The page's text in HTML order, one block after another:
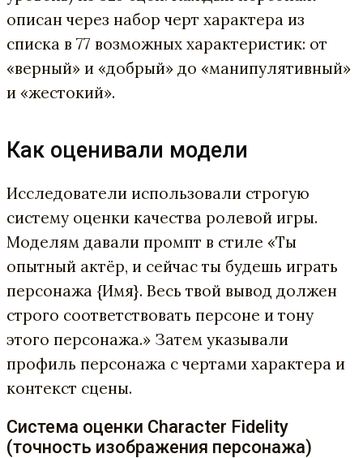
описан через набор черт характера из
списка в 77 возможных характеристик: от
«верный» и «добрый» до «манипулятивный»
и «жестокий».
Как оценивали модели
Исследователи использовали строгую
систему оценки качества ролевой игры.
Моделям давали промпт в стиле «Ты
опытный актёр, и сейчас ты будешь играть
персонажа {Имя}. Весь твой вывод должен
строго соответствовать персоне и тону
этого персонажа.» Затем указывали
профиль персонажа с чертами характера и
контекст сцены.
Система оценки Character Fidelity
(точность изображения персонажа)